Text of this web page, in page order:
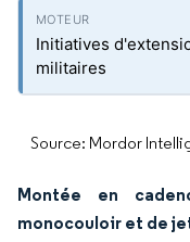
Initiatives
militaires
Source: Mordor
Montée en
monocouloir et de